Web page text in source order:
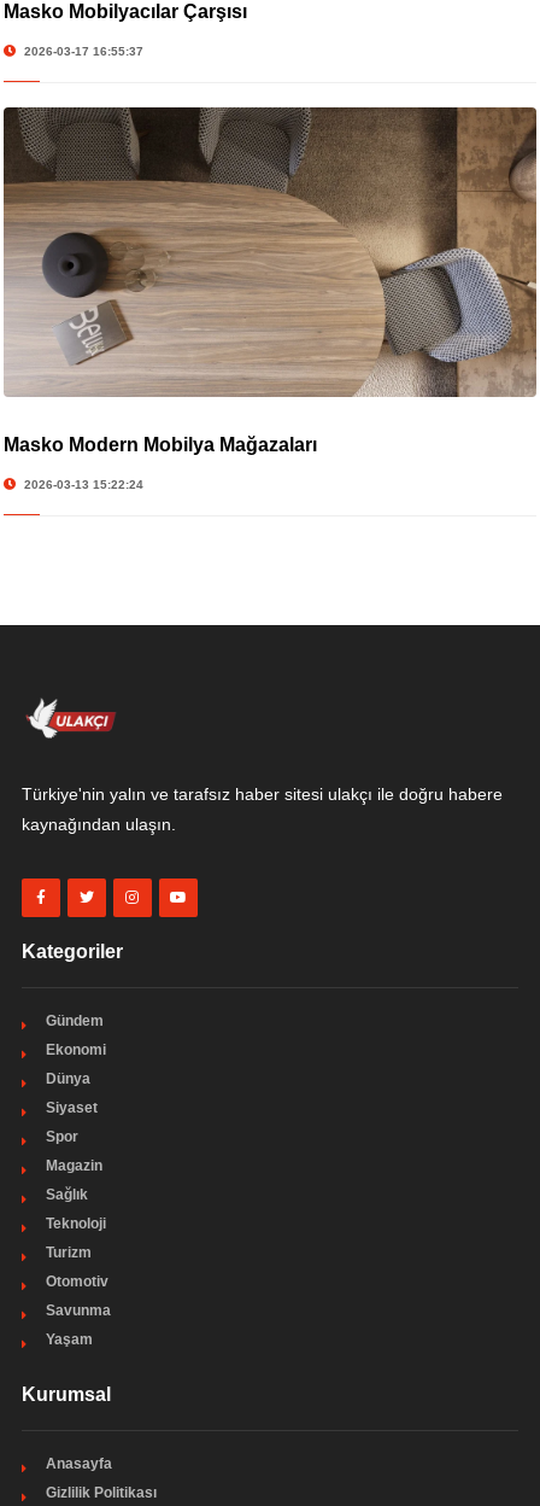
Masko Mobilyacılar Çarşısı
2026-03-17 16:55:37
Masko Modern Mobilya Mağazaları
2026-03-13 15:22:24
Türkiye'nin yalın ve tarafsız haber sitesi ulakçı ile doğru habere
kaynağından ulaşın.
Kategoriler
Gündem
Ekonomi
Dünya
Siyaset
Spor
Magazin
Sağlık
Teknoloji
Turizm
Otomotiv
Savunma
Yaşam
Kurumsal
Anasayfa
Gizlilik Politikası